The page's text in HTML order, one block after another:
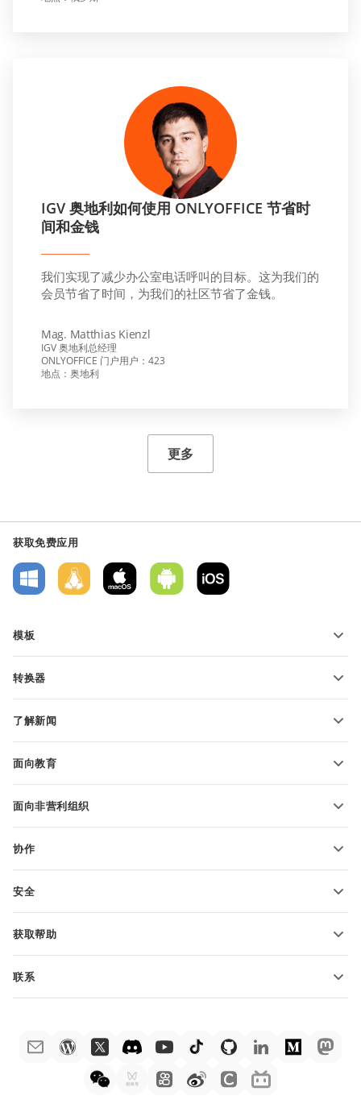
IGV 奥地利如何使用 ONLYOFFICE 节省时
间和金钱
我们实现了减少办公室电话呼叫的目标。这为我们的
会员节省了时间，为我们的社区节省了金钱。
Mag. Matthias Kienzl
IGV 奥地利总经理
ONLYOFFICE 门户用户：423
地点：奥地利
更多
获取免费应用
模板
文本文档模板
转换器
转换电子表格
了解新闻
面向教育
适用于教育人士
面向非营利组织
申请免费帐户
协作
翻译人员
安全
获取帮助
帮助中心
白皮书
联系
媒体咨询
press@onlyoffice.com